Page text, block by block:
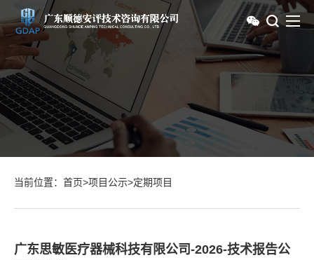
当前位置： 首页>项目公示>定期项目
广东思敏医疗器械科技有限公司-2026-技术报告公